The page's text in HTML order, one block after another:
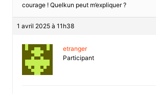
courage ! Quelkun peut m’expliquer ?
1 avril 2025 à 11h38
etranger
Participant